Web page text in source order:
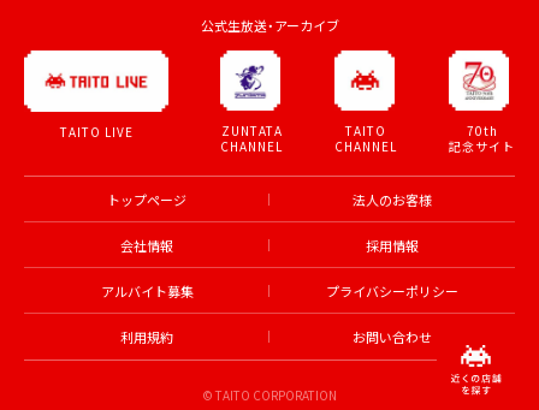
公式生放送・アーカイブ
TAITO LIVE
ZUNTATA
CHANNEL
TAITO
CHANNEL
70th
記念サイト
トップページ 法人のお客様
会社情報 採用情報
アルバイト募集 プライバシーポリシー
利用規約 お問い合わせ
© TAITO CORPORATION